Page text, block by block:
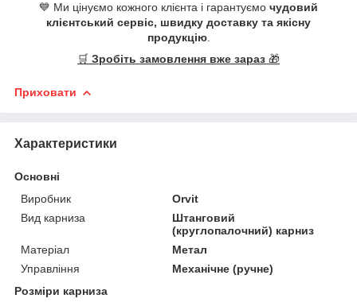
💙 Ми цінуємо кожного клієнта і гарантуємо чудовий
клієнтський сервіс, швидку доставку та якісну
продукцію.
🛒 Зробіть замовлення вже зараз 🎁
Приховати
Характеристики
Основні
Виробник
Orvit
Вид карниза
Штанговий
(круглопалочний) карниз
Матеріал
Метал
Управління
Механічне (ручне)
Розміри карниза